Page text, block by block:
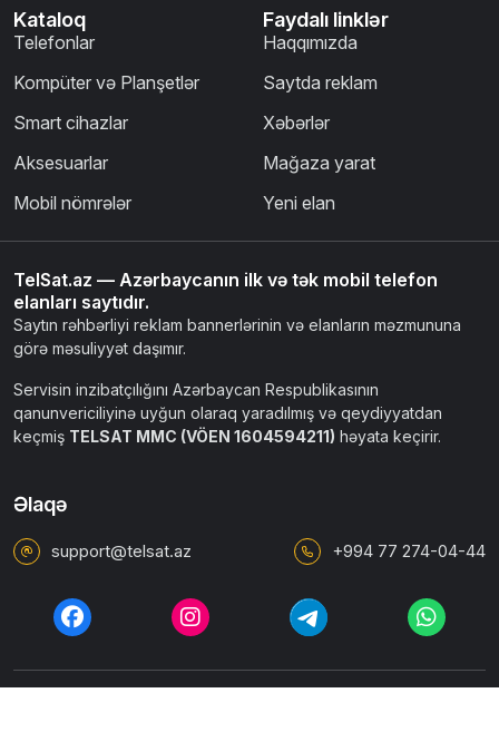
Kataloq
Telefonlar
Kompüter və Planşetlər
Smart cihazlar
Aksesuarlar
Mobil nömrələr
Faydalı linklər
Haqqımızda
Saytda reklam
Xəbərlər
Mağaza yarat
Yeni elan
TelSat.az — Azərbaycanın ilk və tək mobil telefon
elanları saytıdır.
Saytın rəhbərliyi reklam bannerlərinin və elanların məzmununa
görə məsuliyyət daşımır.
Servisin inzibatçılığını Azərbaycan Respublikasının
qanunvericiliyinə uyğun olaraq yaradılmış və qeydiyyatdan
keçmiş TELSAT MMC (VÖEN 1604594211) həyata keçirir.
Əlaqə
support@telsat.az +994 77 274-04-44